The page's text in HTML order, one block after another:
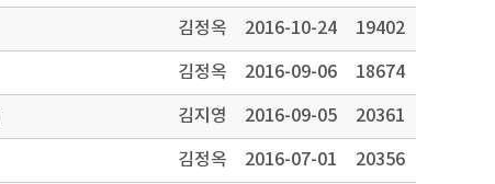
김정옥 2016-10-24 19402
김정옥 2016-09-06 18674
김지영 2016-09-05 20361
김정옥 2016-07-01 20356